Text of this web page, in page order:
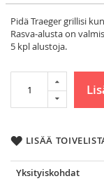
Pidä Traeger grillisi
Rasva-alusta on
5 kpl alustoja.
LISÄÄ
Yksityiskohdat